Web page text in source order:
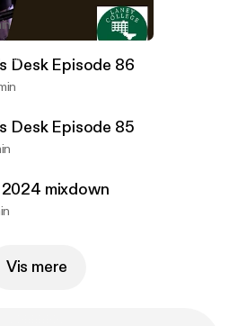
Desk Episode 86
Desk Episode 85
mixdown
Vis mere